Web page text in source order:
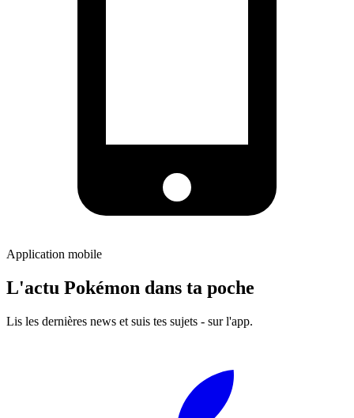
Application mobile
L'actu Pokémon dans ta poche
Lis les dernières news et suis tes sujets - sur l'app.